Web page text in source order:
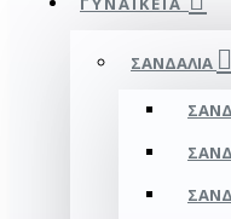
ΣΑΝΔΆΛΙΑ